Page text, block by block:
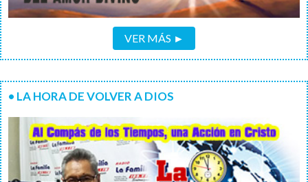
VER MÁS ►
• LA HORA DE VOLVER A DIOS